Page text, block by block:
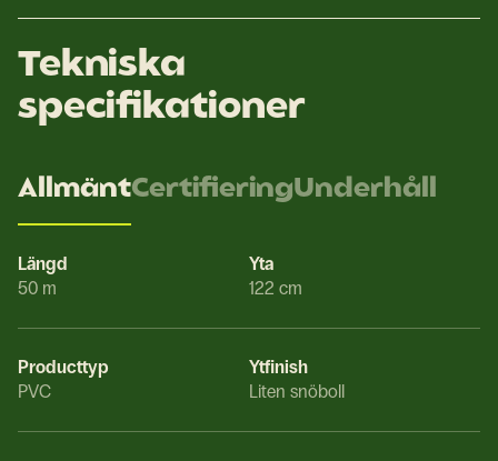
Tekniska
specifikationer
AllmäntCertifieringUnderhåll
Längd
50 m
Yta
122 cm
Producttyp
PVC
Ytfinish
Liten snöboll